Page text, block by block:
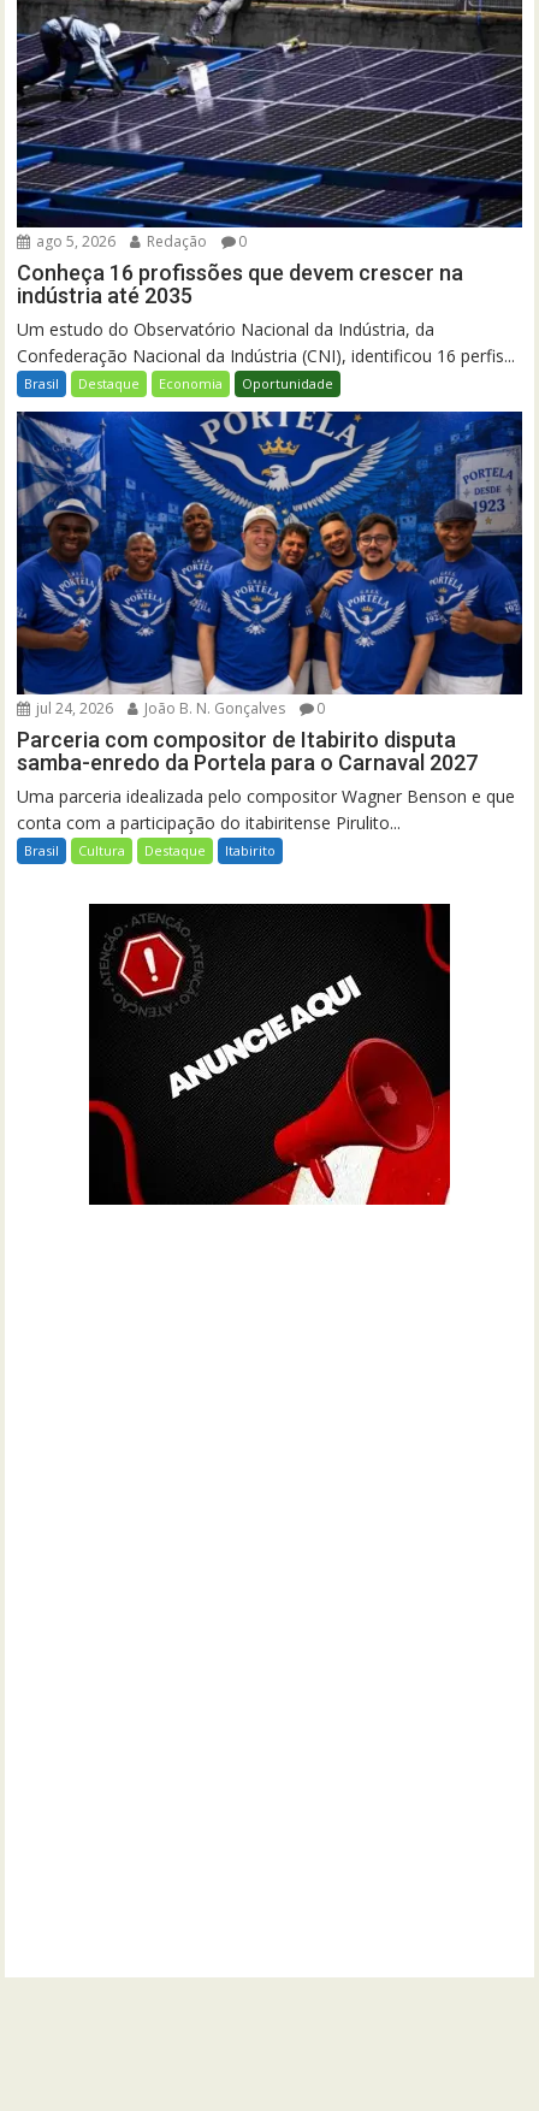
ago 5, 2026 Redação 0
Conheça 16 profissões que devem crescer na
indústria até 2035
Um estudo do Observatório Nacional da Indústria, da
Confederação Nacional da Indústria (CNI), identificou 16 perfis...
Brasil Destaque Economia Oportunidade
jul 24, 2026 João B. N. Gonçalves 0
Parceria com compositor de Itabirito disputa
samba-enredo da Portela para o Carnaval 2027
Uma parceria idealizada pelo compositor Wagner Benson e que
conta com a participação do itabiritense Pirulito...
Brasil Cultura Destaque Itabirito